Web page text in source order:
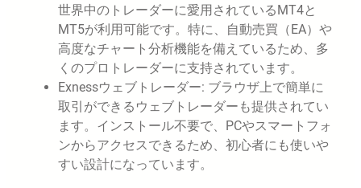
世界中のトレーダーに愛用されているMT4と
MT5が利用可能です。特に、自動売買（EA）や
高度なチャート分析機能を備えているため、多
くのプロトレーダーに支持されています。
Exnessウェブトレーダー: ブラウザ上で簡単に
取引ができるウェブトレーダーも提供されてい
ます。インストール不要で、PCやスマートフォ
ンからアクセスできるため、初心者にも使いや
すい設計になっています。